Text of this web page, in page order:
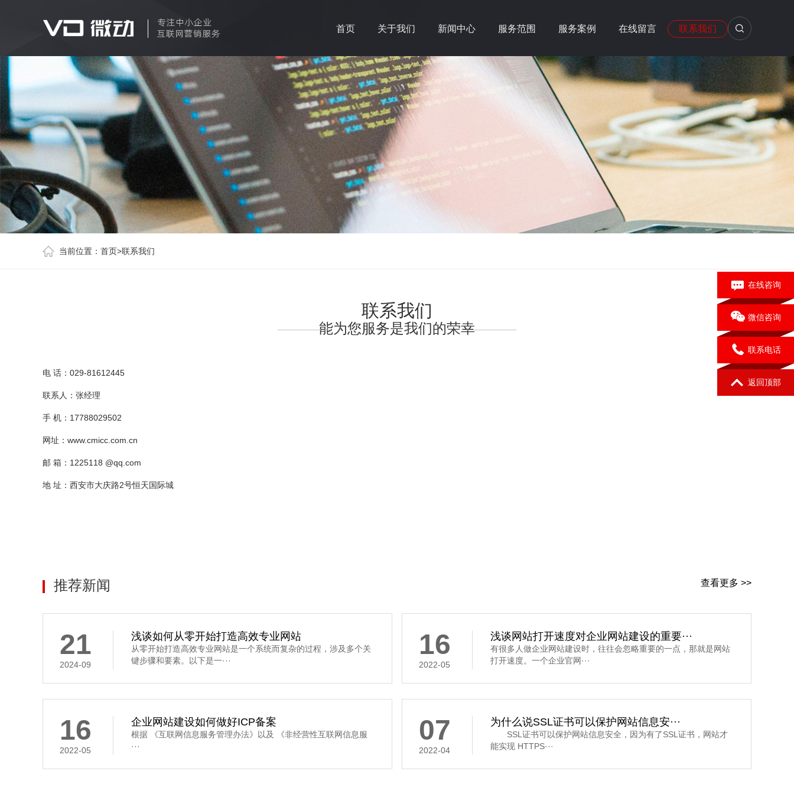
首页 关于我们 新闻中心 服务范围 服务案例 在线留言 联系我们
当前位置： 首页>联系我们
联系我们
能为您服务是我们的荣幸
电 话：029-81612445
联系人：张经理
手 机：17788029502
网址：www.cmicc.com.cn
邮 箱：1225118 @qq.com
地 址：西安市大庆路2号恒天国际城
查看更多 >>
推荐新闻
21
2024-09
浅谈如何从零开始打造高效专业网站
从零开始打造高效专业网站是一个系统而复杂的过程，涉及多个关
键步骤和要素。以下是一···
16
2022-05
浅谈网站打开速度对企业网站建设的重要···
有很多人做企业网站建设时，往往会忽略重要的一点，那就是网站
打开速度。一个企业官网···
16
2022-05
企业网站建设如何做好ICP备案
根据 《互联网信息服务管理办法》以及 《非经营性互联网信息服
···
07
2022-04
为什么说SSL证书可以保护网站信息安···
SSL证书可以保护网站信息安全，因为有了SSL证书，网站才
能实现 HTTPS···
在线咨询
微信咨询
联系电话
返回顶部